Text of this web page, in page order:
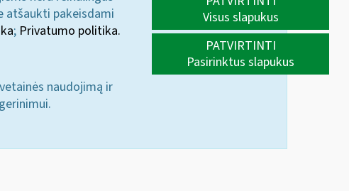
atšaukti pakeisdami
; Privatumo politika.
naudojimą ir
Visus slapukus
PATVIRTINTI
Pasirinktus slapukus